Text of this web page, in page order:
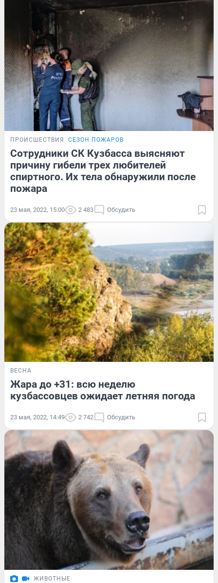
ПРОИСШЕСТВИЯ СЕЗОН ПОЖАРОВ
Сотрудники СК Кузбасса выясняют
причину гибели трех любителей
спиртного. Их тела обнаружили после
пожара
23 мая, 2022, 15:00 2 483 Обсудить
ВЕСНА
Жара до +31: всю неделю
кузбассовцев ожидает летняя погода
23 мая, 2022, 14:49 2 742 Обсудить
ЖИВОТНЫЕ